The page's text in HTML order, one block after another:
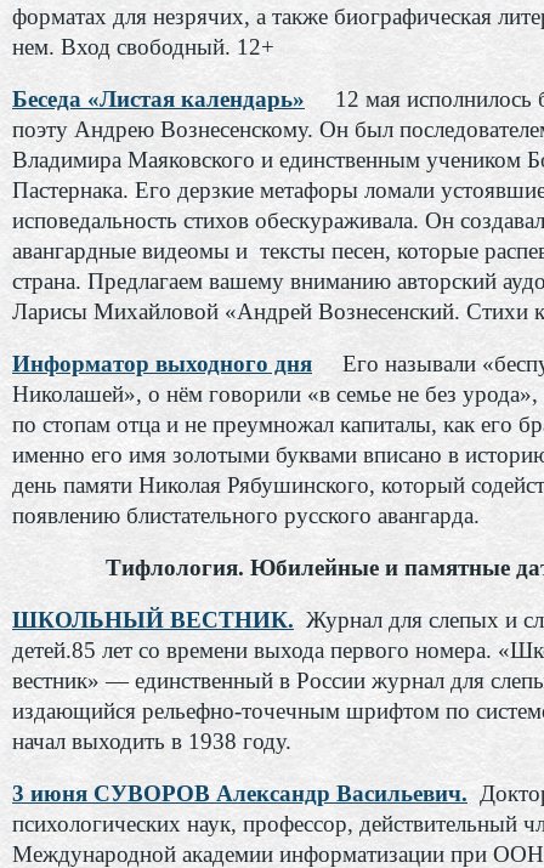
форматах для незрячих, а также биографическая
нем. Вход свободный. 12+
Беседа «Листая календарь» 12 мая исполнилось
поэту Андрею Вознесенскому. Он был
Владимира Маяковского и единственным учеником
Пастернака. Его дерзкие метафоры ломали
исповедальность стихов обескураживала. Он создавал
авангардные видеомы и тексты песен, которые
страна. Предлагаем вашему вниманию авторский
Ларисы Михайловой «Андрей Вознесенский. Стихи
Информатор выходного дня
Его называли
Николашей», о нём говорили «в семье не без
по стопам отца и не преумножал капиталы, как его
именно его имя золотыми буквами вписано в
день памяти Николая Рябушинского, который
появлению блистательного русского авангарда.
Тифлология. Юбилейные и памятные
ШКОЛЬНЫЙ ВЕСТНИК. Журнал для слепых и
детей.85 лет со времени выхода первого номера.
вестник» — единственный в России журнал для
издающийся рельефно-точечным шрифтом по
начал выходить в 1938 году.
3 июня СУВОРОВ Александр Васильевич.
психологических наук, профессор, действительный
Международной академии информатизации при